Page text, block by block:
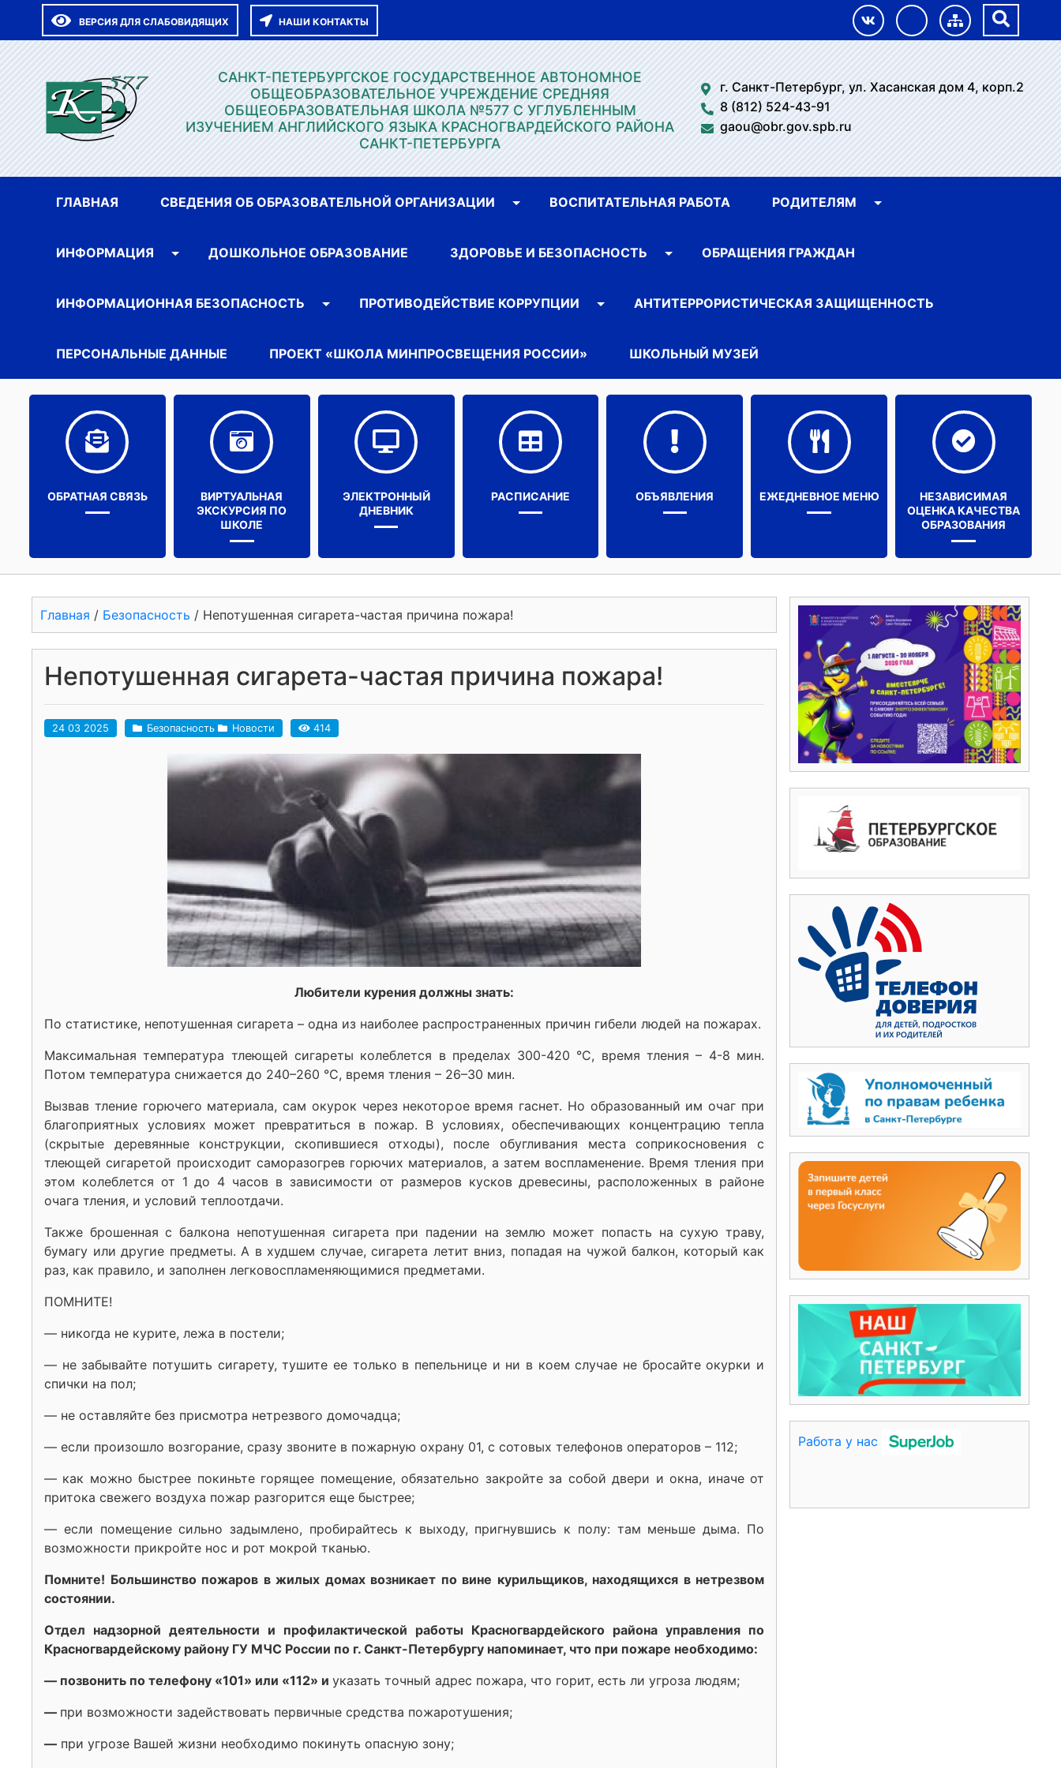
ВЕРСИЯ ДЛЯ СЛАБОВИДЯЩИХ НАШИ КОНТАКТЫ
САНКТ-ПЕТЕРБУРГСКОЕ ГОСУДАРСТВЕННОЕ АВТОНОМНОЕ
ОБЩЕОБРАЗОВАТЕЛЬНОЕ УЧРЕЖДЕНИЕ СРЕДНЯЯ
ОБЩЕОБРАЗОВАТЕЛЬНАЯ ШКОЛА №577 С УГЛУБЛЕННЫМ
ИЗУЧЕНИЕМ АНГЛИЙСКОГО ЯЗЫКА КРАСНОГВАРДЕЙСКОГО РАЙОНА
САНКТ-ПЕТЕРБУРГА
г. Санкт-Петербург, ул. Хасанская дом 4, корп.2
8 (812) 524-43-91
gaou@obr.gov.spb.ru
ГЛАВНАЯ СВЕДЕНИЯ ОБ ОБРАЗОВАТЕЛЬНОЙ ОРГАНИЗАЦИИ ВОСПИТАТЕЛЬНАЯ РАБОТА РОДИТЕЛЯМ
ИНФОРМАЦИЯ ДОШКОЛЬНОЕ ОБРАЗОВАНИЕ ЗДОРОВЬЕ И БЕЗОПАСНОСТЬ ОБРАЩЕНИЯ ГРАЖДАН
ИНФОРМАЦИОННАЯ БЕЗОПАСНОСТЬ ПРОТИВОДЕЙСТВИЕ КОРРУПЦИИ АНТИТЕРРОРИСТИЧЕСКАЯ ЗАЩИЩЕННОСТЬ
ПЕРСОНАЛЬНЫЕ ДАННЫЕ ПРОЕКТ «ШКОЛА МИНПРОСВЕЩЕНИЯ РОССИИ» ШКОЛЬНЫЙ МУЗЕЙ
ОБРАТНАЯ СВЯЗЬ
ВИРТУАЛЬНАЯ
ЭКСКУРСИЯ ПО
ШКОЛЕ
ЭЛЕКТРОННЫЙ
ДНЕВНИК
РАСПИСАНИЕ ОБЪЯВЛЕНИЯ ЕЖЕДНЕВНОЕ МЕНЮ
НЕЗАВИСИМАЯ
ОЦЕНКА КАЧЕСТВА
ОБРАЗОВАНИЯ
Главная / Безопасность / Непотушенная сигарета-частая причина пожара!
Непотушенная сигарета-частая причина пожара!
24 03 2025 Безопасность Новости 414
Любители курения должны знать:
По статистике, непотушенная сигарета – одна из наиболее распространенных причин гибели людей на пожарах.
Максимальная температура тлеющей сигареты колеблется в пределах 300-420 °С, время тления – 4-8 мин.
Потом температура снижается до 240–260 °С, время тления – 26–30 мин.
Вызвав тление горючего материала, сам окурок через некоторое время гаснет. Но образованный им очаг при
благоприятных условиях может превратиться в пожар. В условиях, обеспечивающих концентрацию тепла
(скрытые деревянные конструкции, скопившиеся отходы), после обугливания места соприкосновения с
тлеющей сигаретой происходит саморазогрев горючих материалов, а затем воспламенение. Время тления при
этом колеблется от 1 до 4 часов в зависимости от размеров кусков древесины, расположенных в районе
очага тления, и условий теплоотдачи.
Также брошенная с балкона непотушенная сигарета при падении на землю может попасть на сухую траву,
бумагу или другие предметы. А в худшем случае, сигарета летит вниз, попадая на чужой балкон, который как
раз, как правило, и заполнен легковоспламеняющимися предметами.
ПОМНИТЕ!
— никогда не курите, лежа в постели;
— не забывайте потушить сигарету, тушите ее только в пепельнице и ни в коем случае не бросайте окурки и
спички на пол;
— не оставляйте без присмотра нетрезвого домочадца;
— если произошло возгорание, сразу звоните в пожарную охрану 01, с сотовых телефонов операторов – 112;
— как можно быстрее покиньте горящее помещение, обязательно закройте за собой двери и окна, иначе от
притока свежего воздуха пожар разгорится еще быстрее;
— если помещение сильно задымлено, пробирайтесь к выходу, пригнувшись к полу: там меньше дыма. По
возможности прикройте нос и рот мокрой тканью.
Помните! Большинство пожаров в жилых домах возникает по вине курильщиков, находящихся в нетрезвом
состоянии.
Отдел надзорной деятельности и профилактической работы Красногвардейского района управления по
Красногвардейскому району ГУ МЧС России по г. Санкт-Петербургу напоминает, что при пожаре необходимо:
— позвонить по телефону «101» или «112» и указать точный адрес пожара, что горит, есть ли угроза людям;
— при возможности задействовать первичные средства пожаротушения;
— при угрозе Вашей жизни необходимо покинуть опасную зону;
Работа у нас